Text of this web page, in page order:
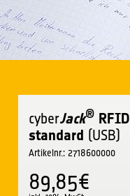
cyberJack® RFID
standard (USB)
Artikelnr.: 2718600000
89,85€